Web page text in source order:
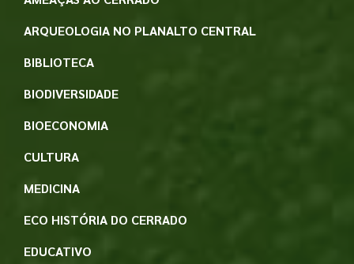
ARQUEOLOGIA NO PLANALTO CENTRAL
BIBLIOTECA
BIODIVERSIDADE
BIOECONOMIA
CULTURA
MEDICINA
ECO HISTÓRIA DO CERRADO
EDUCATIVO